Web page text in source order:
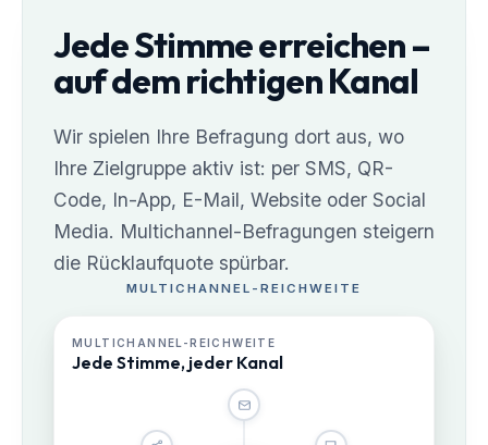
Jede Stimme erreichen –
auf dem richtigen Kanal
Wir spielen Ihre Befragung dort aus, wo
Ihre Zielgruppe aktiv ist: per SMS, QR-
Code, In-App, E-Mail, Website oder Social
Media. Multichannel-Befragungen steigern
die Rücklaufquote spürbar.
MULTICHANNEL-REICHWEITE
MULTICHANNEL-REICHWEITE
Jede Stimme, jeder Kanal
E-Mail